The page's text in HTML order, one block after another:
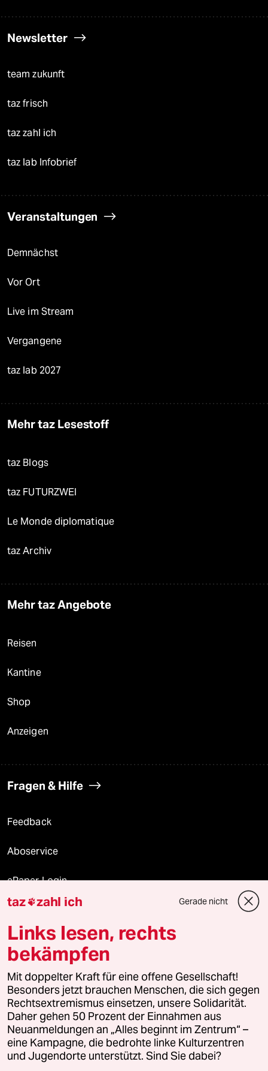
Newsletter
team zukunft
taz frisch
taz zahl ich
taz lab Infobrief
Veranstaltungen
Demnächst
Vor Ort
Live im Stream
Vergangene
taz lab 2027
Mehr taz Lesestoff
taz Blogs
taz FUTURZWEI
Le Monde diplomatique
taz Archiv
Mehr taz Angebote
Reisen
Kantine
Shop
Anzeigen
Fragen & Hilfe
Feedback
Aboservice
ePaper Login
Downloads für Abonnierende
© 2026 taz Verlags und Vertriebs GmbH
Alle Rechte vorbehalten. Bei rechtlichen Fragen oder für Genehmigungen
wenden Sie sich bitte an
lizenzen@taz.de
Feedback Redaktionsstatut Kommune-Richtlinien
Leitlinie Informant Datenschutz Impressum AGB
taz zahl ich Gerade nicht
Links lesen, rechts
bekämpfen
Mit doppelter Kraft für eine offene Gesellschaft!
Besonders jetzt brauchen Menschen, die sich gegen
Rechtsextremismus einsetzen, unsere Solidarität.
Daher gehen 50 Prozent der Einnahmen aus
Neuanmeldungen an „Alles beginnt im Zentrum“ –
eine Kampagne, die bedrohte linke Kulturzentren
und Jugendorte unterstützt. Sind Sie dabei?